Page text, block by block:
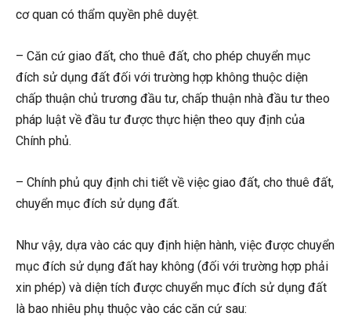
cơ quan có thẩm quyền phê duyệt.
– Căn cứ giao đất, cho thuê đất, cho phép chuyển mục
đích sử dụng đất đối với trường hợp không thuộc diện
chấp thuận chủ trương đầu tư, chấp thuận nhà đầu tư theo
pháp luật về đầu tư được thực hiện theo quy định của
Chính phủ.
– Chính phủ quy định chi tiết về việc giao đất, cho thuê đất,
chuyển mục đích sử dụng đất.
Như vậy, dựa vào các quy định hiện hành, việc được chuyển
mục đích sử dụng đất hay không (đối với trường hợp phải
xin phép) và diện tích được chuyển mục đích sử dụng đất
là bao nhiêu phụ thuộc vào các căn cứ sau: